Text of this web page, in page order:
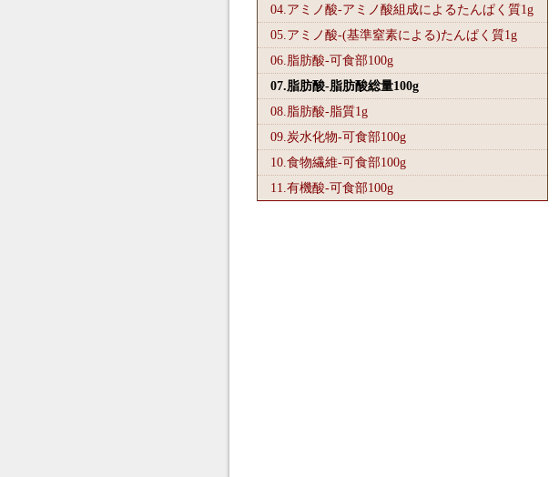
04.アミノ酸-アミノ酸組成によるたんぱく質1g
05.アミノ酸-(基準窒素による)たんぱく質1g
06.脂肪酸-可食部100g
07.脂肪酸-脂肪酸総量100g
08.脂肪酸-脂質1g
09.炭水化物-可食部100g
10.食物繊維-可食部100g
11.有機酸-可食部100g